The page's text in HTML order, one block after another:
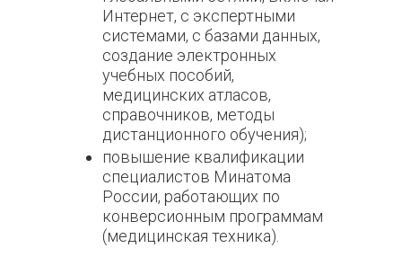
Интернет, с экспертными
системами, с базами данных,
создание электронных
учебных пособий,
медицинских атласов,
справочников, методы
дистанционного обучения);
повышение квалификации
специалистов Минатома
России, работающих по
конверсионным программам
(медицинская техника).